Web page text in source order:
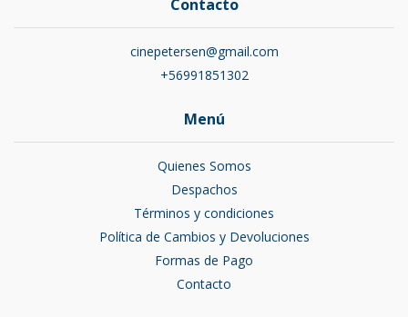
Contacto
cinepetersen@gmail.com
+56991851302
Menú
Quienes Somos
Despachos
Términos y condiciones
Política de Cambios y Devoluciones
Formas de Pago
Contacto